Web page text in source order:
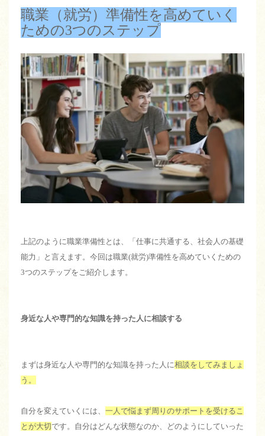
職業（就労）準備性を高めていく
ための3つのステップ
上記のように職業準備性とは、「仕事に共通する、社会人の基礎
能力」と言えます。今回は職業(就労)準備性を高めていくための
3つのステップをご紹介します。
身近な人や専門的な知識を持った人に相談する
まずは身近な人や専門的な知識を持った人に相談をしてみましょ
う。
自分を変えていくには、 一人で悩まず周りのサポートを受けるこ
とが大切です。自分はどんな状態なのか、どのようにしていった